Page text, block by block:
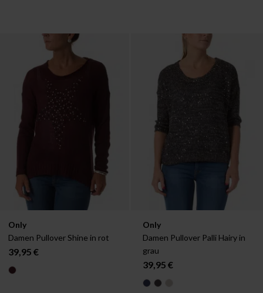
Verfügbar in:
XS
Only
Damen Pullover Shine in rot
39,95 €
Verfügbar in:
M
Only
Damen Pullover Palli Hairy in
grau
39,95 €